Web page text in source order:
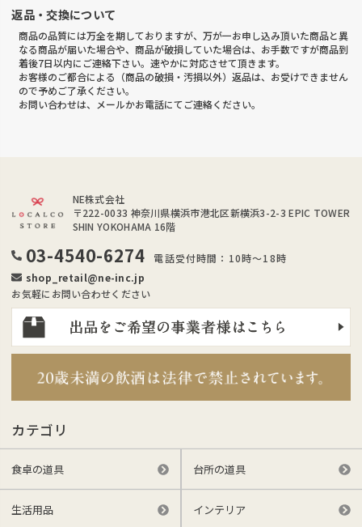
返品・交換について
商品の品質には万全を期しておりますが、万が一お申し込み頂いた商品と異
なる商品が届いた場合や、商品が破損していた場合は、お手数ですが商品到
着後7日以内にご連絡下さい。速やかに対応させて頂きます。
お客様のご都合による（商品の破損・汚損以外）返品は、お受けできません
ので予めご了承ください。
お問い合わせは、メールかお電話にてご連絡ください。
NE株式会社
〒222-0033 神奈川県横浜市港北区新横浜3-2-3 EPIC TOWER
SHIN YOKOHAMA 16階
03-4540-6274
電話受付時間：10時～18時
shop_retail@ne-inc.jp
お気軽にお問い合わせください
カテゴリ
食卓の道具 台所の道具
生活用品 インテリア